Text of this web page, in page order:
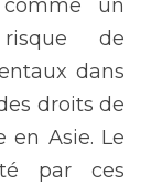
un
de
dans
droits de
en Asie. Le
par ces